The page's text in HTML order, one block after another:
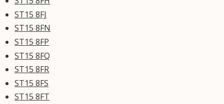
ST15 8FJ
ST15 8FN
ST15 8FP
ST15 8FQ
ST15 8FR
ST15 8FS
ST15 8FT